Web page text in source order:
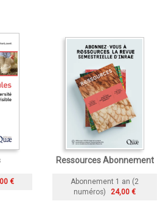
€
Ressources Abonnement
Abonnement 1 an (2
numéros)
24,00 €